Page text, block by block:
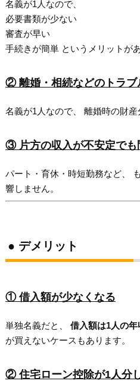
名義が1人なので、
必要書類が少ない
審査が早い
手続きが簡単 というメリットが
② 離婚・相続などのトラブ
名義が1人なので、 離婚時の財産
③ 片方の収入が不安定でも
パート・育休・時短勤務など、
響しません。
● デメリット
① 借入額が少なくなる
単独名義だと、 借入額は1人の年
が買えないケースもあります。
② 住宅ローン控除が1人分